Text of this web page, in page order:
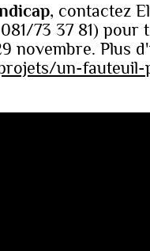
, contactez
73 37 81)
novembre. Plus
un-